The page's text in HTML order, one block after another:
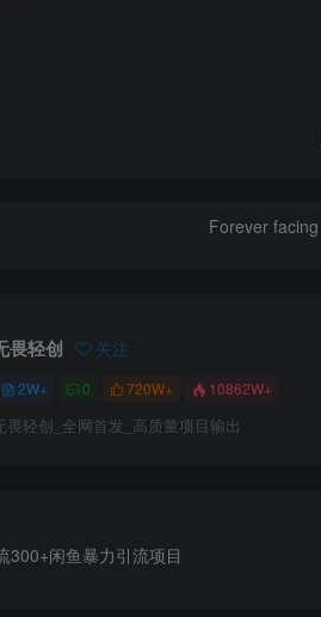
Forever
畏轻创 关注
2W+ 0 720W+ 10862W+
畏轻创_全网首发_高质量项目输出
300+闲鱼暴力引流项目